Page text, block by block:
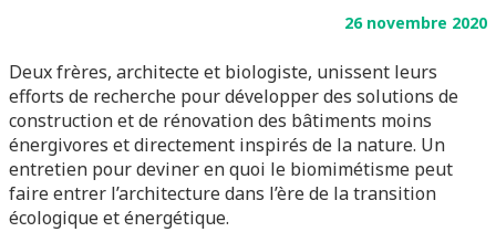
26 novembre 2020
Deux frères, architecte et biologiste, unissent leurs
efforts de recherche pour développer des solutions de
construction et de rénovation des bâtiments moins
énergivores et directement inspirés de la nature. Un
entretien pour deviner en quoi le biomimétisme peut
faire entrer l’architecture dans l’ère de la transition
écologique et énergétique.